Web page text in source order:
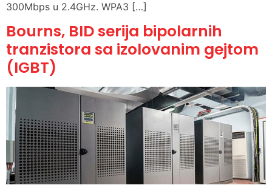
300Mbps u 2.4GHz. WPA3 […]
Bourns, BID serija bipolarnih
tranzistora sa izolovanim gejtom
(IGBT)